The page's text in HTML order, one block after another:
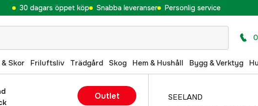
30 dagars öppet köp Snabba leveranser Personlig service
Skor Friluftsliv Trädgård Skog Hem & Hushåll Bygg & Verktyg
Outlet SEELAND